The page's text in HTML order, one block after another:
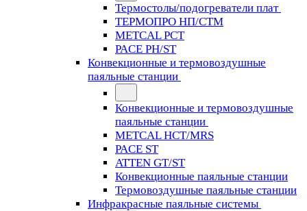
Термостолы/подогреватели плат
ТЕРМОПРО НП/СТМ
METCAL PCT
PACE PH/ST
Конвекционные и термовоздушные
паяльные станции
Конвекционные и термовоздушные
паяльные станции
METCAL HCT/MRS
PACE ST
ATTEN GT/ST
Конвекционные паяльные станции
Термовоздушные паяльные станции
Инфракрасные паяльные системы